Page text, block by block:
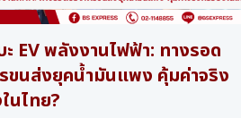
ะ EV พลังงานไฟฟ้า: ทางรอด
ขนส่งยุคน้ำมันแพง คุ้มค่าจริง
นไทย?